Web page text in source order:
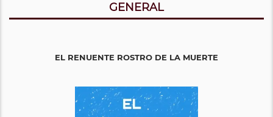
GENERAL
EL RENUENTE ROSTRO DE LA MUERTE